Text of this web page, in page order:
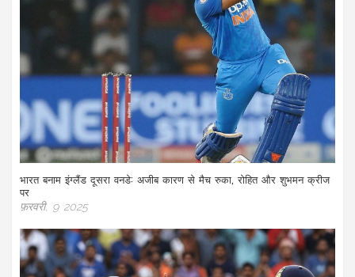
भारत बनाम इंग्लैंड दूसरा वनडे: अजीब कारण से मैच रुका, रोहित और शुभमन क्रीज
पर
फ़रवरी, 9 2025